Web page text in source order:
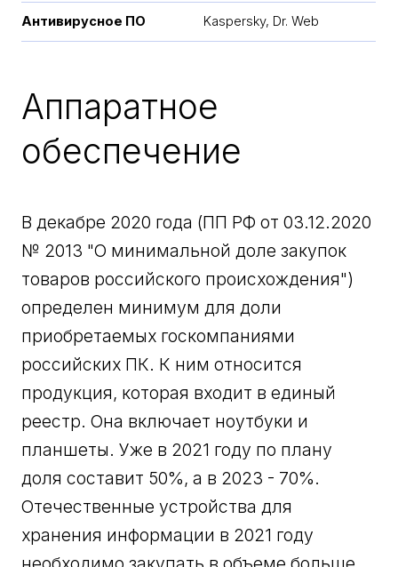
Антивирусное ПО Kaspersky, Dr. Web
Аппаратное
обеспечение
В декабре 2020 года (ПП РФ от 03.12.2020
№ 2013 "О минимальной доле закупок
товаров российского происхождения")
определен минимум для доли
приобретаемых госкомпаниями
российских ПК. К ним относится
продукция, которая входит в единый
реестр. Она включает ноутбуки и
планшеты. Уже в 2021 году по плану
доля составит 50%, а в 2023 - 70%.
Отечественные устройства для
хранения информации в 2021 году